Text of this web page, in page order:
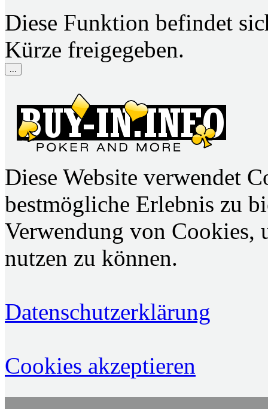
Diese Funktion befindet
Kürze freigegeben.
...
Diese Website verwendet
bestmögliche Erlebnis zu
Verwendung von Cookies,
nutzen zu können.
Datenschutzerklärung
Cookies akzeptieren